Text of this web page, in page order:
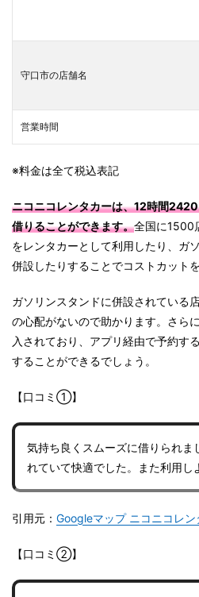
守口市の店舗名
営業時間
※料金は全て税込表記
ニコニコレンタカーは、12時間
借りることができます。全国に1500
をレンタカーとして利用したり、ガ
併設したりすることでコストカット
ガソリンスタンドに併設されている
の心配がないので助かります。さら
入されており、アプリ経由で予約す
することができるでしょう。
【口コミ①】
気持ち良くスムーズに借りられま
れていて快適でした。また利用し
引用元： Googleマップ ニコニコレ
【口コミ②】